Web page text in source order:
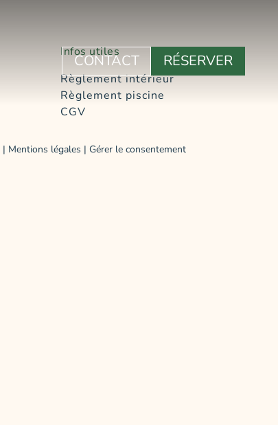
CONTACT RÉSERVER
Infos utiles
Règlement intérieur
Règlement piscine
CGV
| Mentions légales | Gérer le consentement